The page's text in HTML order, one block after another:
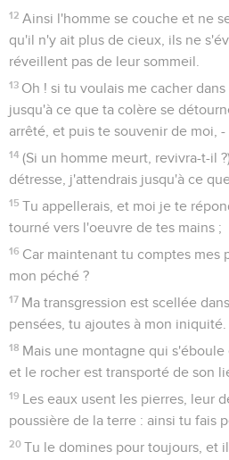
12 Ainsi l'homme se couche et ne
qu'il n'y ait plus de cieux, ils ne
réveillent pas de leur sommeil.
13 Oh ! si tu voulais me cacher
jusqu'à ce que ta colère se
arrêté, et puis te souvenir de moi, -
14 (Si un homme meurt, revivra-t-il
détresse, j'attendrais jusqu'à ce
15 Tu appellerais, et moi je te
tourné vers l'oeuvre de tes mains ;
16 Car maintenant tu comptes mes
mon péché ?
17 Ma transgression est scellée
pensées, tu ajoutes à mon iniquité.
18 Mais une montagne qui s'éboule
et le rocher est transporté de son
19 Les eaux usent les pierres, leur
poussière de la terre : ainsi tu fais
20 Tu le domines pour toujours, et